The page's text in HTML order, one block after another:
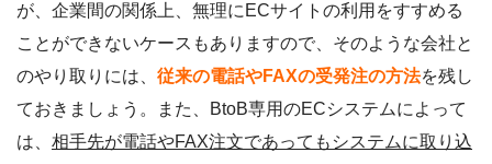
が、企業間の関係上、無理にECサイトの利用をすすめる
ことができないケースもありますので、そのような会社と
のやり取りには、 従来の電話やFAXの受発注の方法を残し
ておきましょう。また、BtoB専用のECシステムによって
は、 相手先が電話やFAX注文であってもシステムに取り込